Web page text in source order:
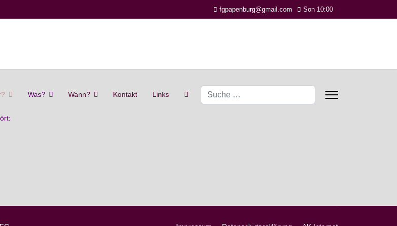
fgpapenburg@gmail.com Son 10:00
Was? Wann? Kontakt Links
Suchen